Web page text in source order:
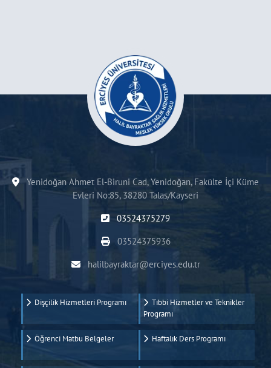
Yenidoğan Ahmet El-Biruni Cad, Yenidoğan, Fakülte İçi Küme
Evleri No:85, 38280 Talas/Kayseri
03524375279
03524375936
halilbayraktar@erciyes.edu.tr
Dişçilik Hizmetleri Programı
Tıbbi Hizmetler ve Teknikler
Programı
Öğrenci Matbu Belgeler Haftalık Ders Programı